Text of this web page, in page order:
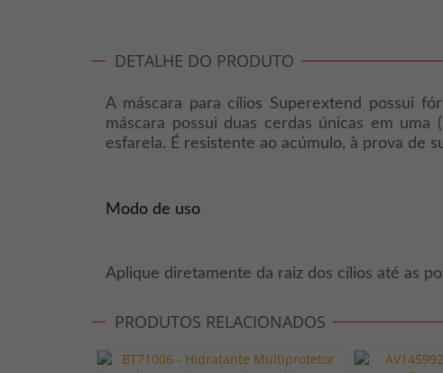
DETALHE DO PRODUTO
A máscara para cílios Superextend possui
máscara possui duas cerdas únicas em
esfarela. É resistente ao acúmulo, à prova de
Modo de uso
Aplique diretamente da raiz dos cílios até as
PRODUTOS RELACIONADOS